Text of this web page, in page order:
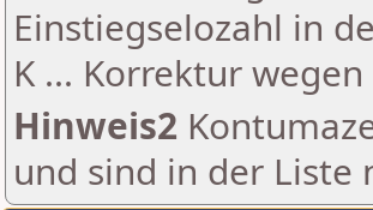
Einstiegselozahl in
K ... Korrektur
Hinweis2
und sind in der Liste